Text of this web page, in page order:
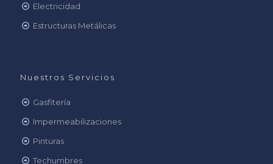
Electricidad
Estructuras Metálicas
Nuestros Servicios
Gasfitería
Impermeabilizaciones
Pinturas
Techumbres